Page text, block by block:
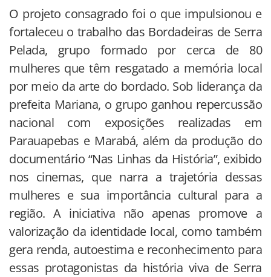
O projeto consagrado foi o que impulsionou e
fortaleceu o trabalho das Bordadeiras de Serra
Pelada, grupo formado por cerca de 80
mulheres que têm resgatado a memória local
por meio da arte do bordado. Sob liderança da
prefeita Mariana, o grupo ganhou repercussão
nacional com exposições realizadas em
Parauapebas e Marabá, além da produção do
documentário “Nas Linhas da História”, exibido
nos cinemas, que narra a trajetória dessas
mulheres e sua importância cultural para a
região. A iniciativa não apenas promove a
valorização da identidade local, como também
gera renda, autoestima e reconhecimento para
essas protagonistas da história viva de Serra